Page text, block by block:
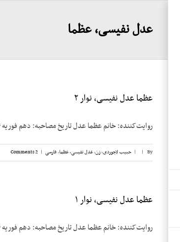
عدل نفیسی، عظما
عظما عدل نفیسی، نوار ۲
روایت‌کننده: خانم عظما عدل تاریخ مصاحبه: دهم فوریه ۱۹۸۴ محل مصاحبه: کمبریج- ماساچوست [...]
By
|
| حبیب لاجوردی,زن,عدل نفیسی، عظما,فارسی |
2 Comments
عظما عدل نفیسی، نوار ۱
روایت‌کننده: خانم عظما عدل تاریخ مصاحبه: دهم فوریه ۱۹۸۴ محل مصاحبه: کمبریج- ماساچوست [...]